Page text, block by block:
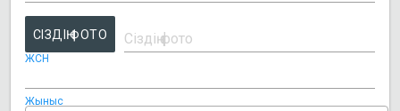
СІЗДІҢ ФОТО
ЖСН
Жыныс